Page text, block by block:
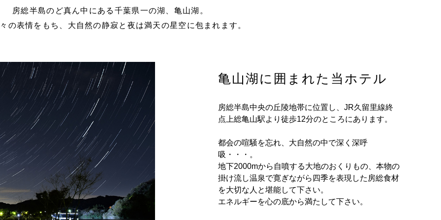
房総半島のど真ん中にある千葉県一の湖、亀山湖。
の表情をもち、 大自然の静寂と夜は満天の星空に包まれます。
亀山湖に囲まれた当ホテル
房総半島中央の丘陵地帯に位置し、JR久留里線終
点上総亀山駅より徒歩12分のところにあります。
都会の喧騒を忘れ、大自然の中で深く深呼
吸・・・。
地下2000mから自噴する大地のおくりもの、本物の
掛け流し温泉で寛ぎながら四季を表現した房総食材
を大切な人と堪能して下さい。
エネルギーを心の底から満たして下さい。